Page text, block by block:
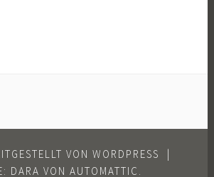
VON WORDPRESS
|
DARA VON AUTOMATTIC